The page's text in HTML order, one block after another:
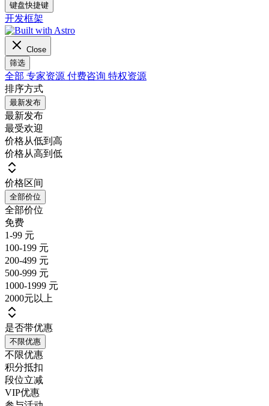
键盘快捷键
开发框架
Close
筛选
全部 专家资源 付费咨询 特权资源
排序方式
最新发布
最新发布
最受欢迎
价格从低到高
价格从高到低
价格区间
全部价位
全部价位
免费
1-99 元
100-199 元
200-499 元
500-999 元
1000-1999 元
2000元以上
是否带优惠
不限优惠
不限优惠
积分抵扣
段位立减
VIP优惠